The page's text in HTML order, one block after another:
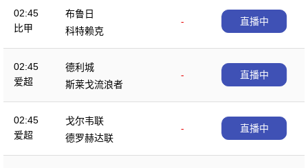
02:45
比甲
布鲁日
-
科特赖克
直播中
02:45
爱超
德利城
-
斯莱戈流浪者
直播中
02:45
爱超
戈尔韦联
-
德罗赫达联
直播中